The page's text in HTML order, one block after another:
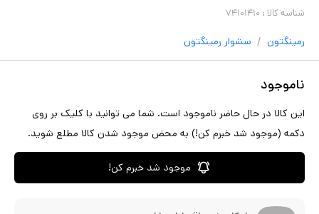
شناسه کالا : ۷۴۱۰۱۴۱۰
رمینگتون / سشوار رمینگتون
ناموجود
این کالا در حال حاضر ناموجود است. شما می توانید با کلیک بر روی
دکمه (موجود شد خبرم کن!) به محض موجود شدن کالا مطلع شوید.
موجود شد خبرم کن!